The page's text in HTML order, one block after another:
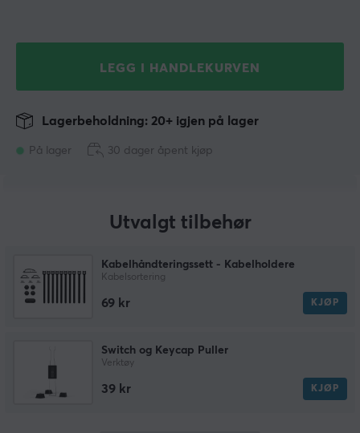
LEGG I HANDLEKURVEN
På lager
Lagerbeholdning: 20+ igjen på lager
30 dager åpent kjøp
Utvalgt tilbehør
Kabelhåndteringssett - Kabelholdere
Kabelsortering
69 kr KJØP
Switch og Keycap Puller
Verktøy
39 kr KJØP